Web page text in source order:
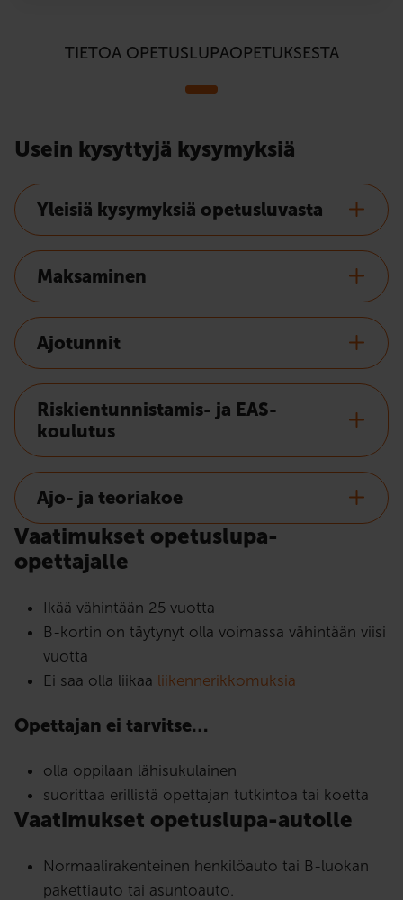
TIETOA OPETUSLUPAOPETUKSESTA
Usein kysyttyjä kysymyksiä
Yleisiä kysymyksiä opetusluvasta
Maksaminen
Ajotunnit
Riskientunnistamis- ja EAS-
koulutus
Ajo- ja teoriakoe
Vaatimukset opetuslupa-
opettajalle
Ikää vähintään 25 vuotta
B-kortin on täytynyt olla voimassa vähintään viisi
vuotta
Ei saa olla liikaa liikennerikkomuksia
Opettajan ei tarvitse…
olla oppilaan lähisukulainen
suorittaa erillistä opettajan tutkintoa tai koetta
Vaatimukset opetuslupa-autolle
Normaalirakenteinen henkilöauto tai B-luokan
pakettiauto tai asuntoauto.